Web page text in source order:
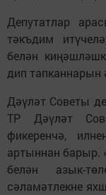
Депутатлар
тәкъдим
белән
дип тапканнарын
Дәүләт Советы
ТР Дәүләт
фикеренчә,
артыннан барыр.
белән азык-
сәламәтлекне